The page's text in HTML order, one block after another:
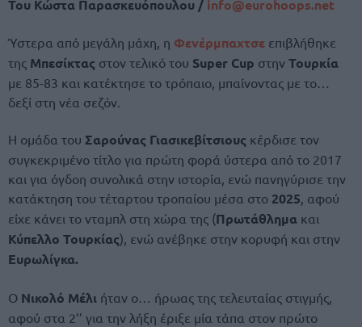
Του Κώστα Παρασκευόπουλου / info@eurohoops.net
Ύστερα από μεγάλη μάχη, η Φενέρμπαχτσε επιβλήθηκε
της Μπεσίκτας στον τελικό του Super Cup στην Τουρκία
με 85-83 και κατέκτησε το τρόπαιο, μπαίνοντας με το…
δεξί στη νέα σεζόν.
Η ομάδα του Σαρούνας Γιασικεβίτσιους κέρδισε τον
συγκεκριμένο τίτλο για πρώτη φορά ύστερα από το 2017
και για όγδοη συνολικά στην ιστορία, ενώ πανηγύρισε την
κατάκτηση του τέταρτου τροπαίου μέσα στο 2025, αφού
είχε κάνει το νταμπλ στη χώρα της (Πρωτάθλημα και
Κύπελλο Τουρκίας), ενώ ανέβηκε στην κορυφή και στην
Ευρωλίγκα.
Ο Νικολό Μέλι ήταν ο… ήρωας της τελευταίας στιγμής,
αφού στα 2’’ για την λήξη έριξε μία τάπα στον πρώτο